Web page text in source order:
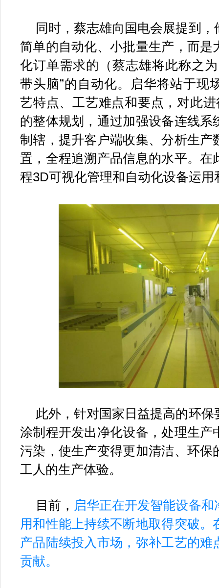
同时，蔡志雄向国电会展提到
简单的自动化、小批量生产，而是
化订单需求的（蔡志雄将此称之
带头脑”的自动化。启华将站于现
艺特点、工艺难点和要点，对此
的整体规划，通过加强设备连线系
制辖，提升客户端收集、分析生产
置，全程追溯产品信息的水平。在
程3D可视化管理和自动化设备运
此外，针对国家日益提高的环
涂制程开发出净化设备，处理生产
污染，使生产变得更加清洁、环保
工人的生产体验。
目前， 启华正在开发智能设备
用和性能上持续不断地取得突破。
产品陆续投入市场，弥补工艺的难
贡献。